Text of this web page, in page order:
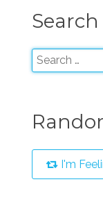
Search
I'm